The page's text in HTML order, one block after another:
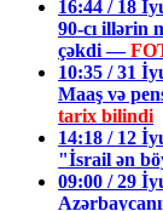
16:44 / 18
90-cı illərin
çəkdi —
10:35 / 31
Maaş və
tarix bilindi
14:18 / 12
"İsrail ən
09:00 / 29